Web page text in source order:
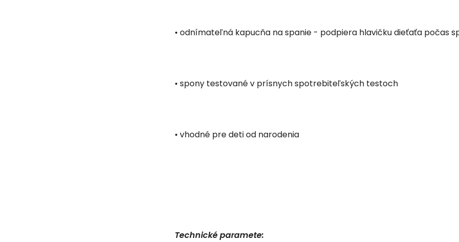
• odnímateľná kapucňa na spanie - podpiera hlavičku dieťaťa počas
• spony testované v prísnych spotrebiteľských testoch
• vhodné pre deti od narodenia
Technické paramete: